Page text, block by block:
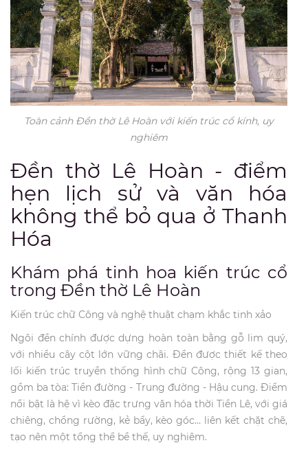
Toàn cảnh Đền thờ Lê Hoàn với kiến trúc cổ kính, uy
nghiêm
Đền thờ Lê Hoàn - điểm
hẹn lịch sử và văn hóa
không thể bỏ qua ở Thanh
Hóa
Khám phá tinh hoa kiến trúc cổ
trong Đền thờ Lê Hoàn
Kiến trúc chữ Công và nghệ thuật chạm khắc tinh xảo
Ngôi đền chính được dựng hoàn toàn bằng gỗ lim quý,
với nhiều cây cột lớn vững chãi. Đền được thiết kế theo
lối kiến trúc truyền thống hình chữ Công, rộng 13 gian,
gồm ba tòa: Tiền đường - Trung đường - Hậu cung. Điểm
nổi bật là hệ vì kèo đặc trưng văn hóa thời Tiền Lê, với giá
chiêng, chồng rường, kẻ bẩy, kèo góc… liên kết chặt chẽ,
tạo nên một tổng thể bề thế, uy nghiêm.